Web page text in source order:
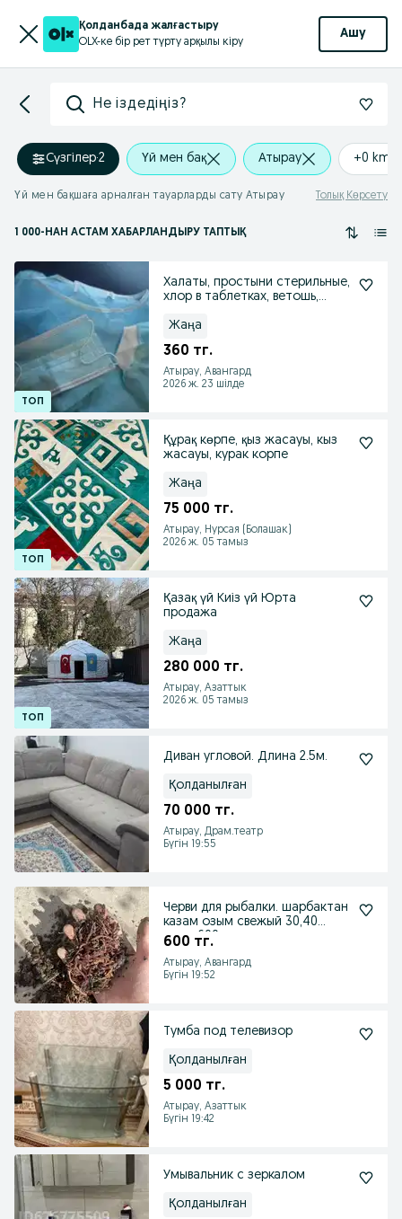
Қолданбада жалғастыру
OLX-ке бір рет түрту арқылы кіру
Ашу
Не іздедіңіз?
Сүзгілер·2 Үй мен бақ Атырау +0 km
Үй мен бақшаға арналған тауарларды сату Атырау Толық Көрсету
1 000-НАН АСТАМ ХАБАРЛАНДЫРУ ТАПТЫҚ
Халаты, простыни стерильные,
хлор в таблетках, ветошь,
Жаңа
360 тг.
Атырау, Авангард
2026 ж. 23 шілде
Құрақ көрпе, қыз жасауы, кыз
жасауы, курак корпе
Жаңа
75 000 тг.
Атырау, Нурсая (Болашак)
2026 ж. 05 тамыз
Қазақ үй Киіз үй Юрта
продажа
Жаңа
280 000 тг.
Атырау, Азаттык
2026 ж. 05 тамыз
Диван угловой. Длина 2.5м.
Қолданылған
70 000 тг.
Атырау, Драм.театр
Бүгін 19:55
Черви для рыбалки. шарбактан
казам озым свежый 30,40
штук 600 тг
600 тг.
Атырау, Авангард
Бүгін 19:52
Тумба под телевизор
Қолданылған
5 000 тг.
Атырау, Азаттык
Бүгін 19:42
Умывальник с зеркалом
Қолданылған